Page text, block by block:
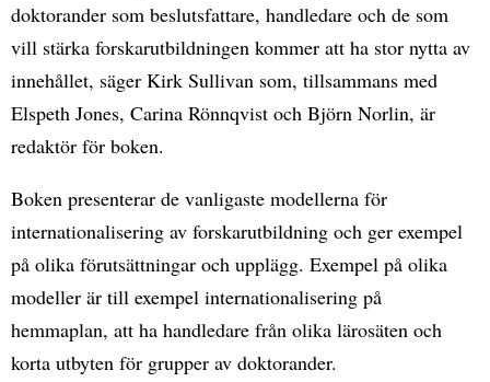
doktorander som beslutsfattare, handledare och de som
vill stärka forskarutbildningen kommer att ha stor nytta av
innehållet, säger Kirk Sullivan som, tillsammans med
Elspeth Jones, Carina Rönnqvist och Björn Norlin, är
redaktör för boken.
Boken presenterar de vanligaste modellerna för
internationalisering av forskarutbildning och ger exempel
på olika förutsättningar och upplägg. Exempel på olika
modeller är till exempel internationalisering på
hemmaplan, att ha handledare från olika lärosäten och
korta utbyten för grupper av doktorander.